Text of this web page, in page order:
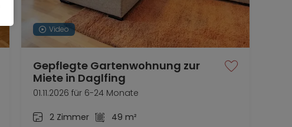
Video
Gepflegte Gartenwohnung zur
Miete in Daglfing
01.11.2026 für 6-24 Monate
2 Zimmer
49 m²